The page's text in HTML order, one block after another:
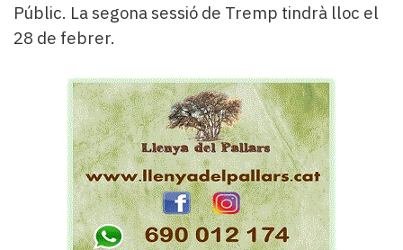
Públic. La segona sessió de Tremp tindrà lloc el
28 de febrer.